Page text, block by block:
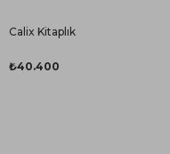
Calix Kitaplık
₺40.400